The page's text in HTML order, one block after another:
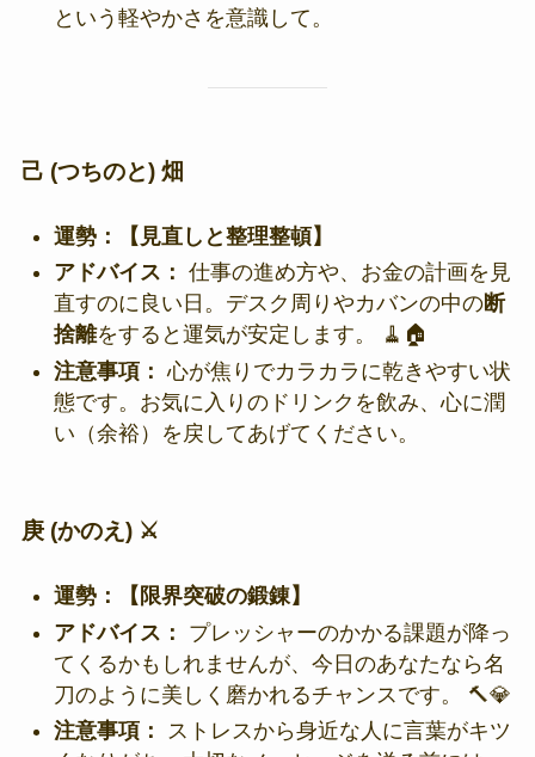
という軽やかさを意識して。
己 (つちのと) 畑
運勢：【見直しと整理整頓】
アドバイス： 仕事の進め方や、お金の計画を見
直すのに良い日。デスク周りやカバンの中の断
捨離をすると運気が安定します。 🧹🏠
注意事項： 心が焦りでカラカラに乾きやすい状
態です。お気に入りのドリンクを飲み、心に潤
い（余裕）を戻してあげてください。
庚 (かのえ) ⚔️
運勢：【限界突破の鍛錬】
アドバイス：
プレッシャーのかかる課題が降っ
てくるかもしれませんが、今日のあなたなら名
刀のように美しく磨かれるチャンスです。 🔨💎
注意事項：
ストレスから身近な人に言葉がキツ